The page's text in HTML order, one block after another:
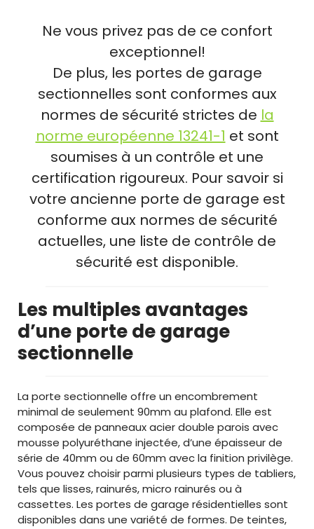
Ne vous privez pas de ce confort
exceptionnel!
De plus, les portes de garage
sectionnelles sont conformes aux
normes de sécurité strictes de la
norme européenne 13241-1 et sont
soumises à un contrôle et une
certification rigoureux. Pour savoir si
votre ancienne porte de garage est
conforme aux normes de sécurité
actuelles, une liste de contrôle de
sécurité est disponible.
Les multiples avantages
d’une porte de garage
sectionnelle
La porte sectionnelle offre un encombrement
minimal de seulement 90mm au plafond. Elle est
composée de panneaux acier double parois avec
mousse polyuréthane injectée, d’une épaisseur de
série de 40mm ou de 60mm avec la finition privilège.
Vous pouvez choisir parmi plusieurs types de tabliers,
tels que lisses, rainurés, micro rainurés ou à
cassettes. Les portes de garage résidentielles sont
disponibles dans une variété de formes. De teintes,